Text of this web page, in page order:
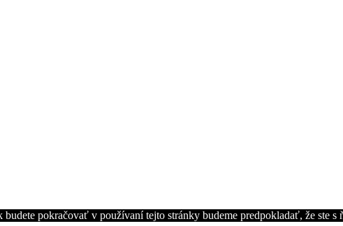
pokračovať v používaní tejto stránky budeme predpokladať, že ste s